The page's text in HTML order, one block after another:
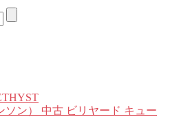
ソン） 中古 ビリヤード キュー